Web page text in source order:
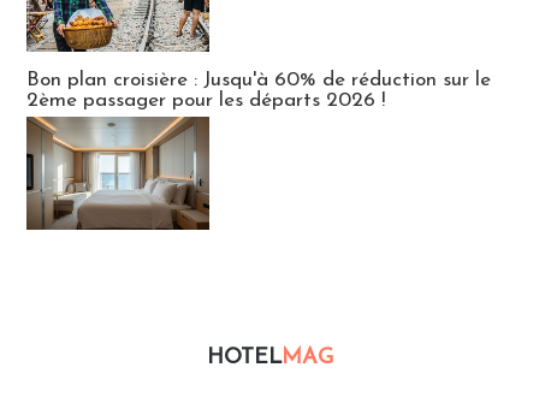
Bon plan croisière : Jusqu'à 60% de réduction sur le
2ème passager pour les départs 2026 !
HOTELMAG